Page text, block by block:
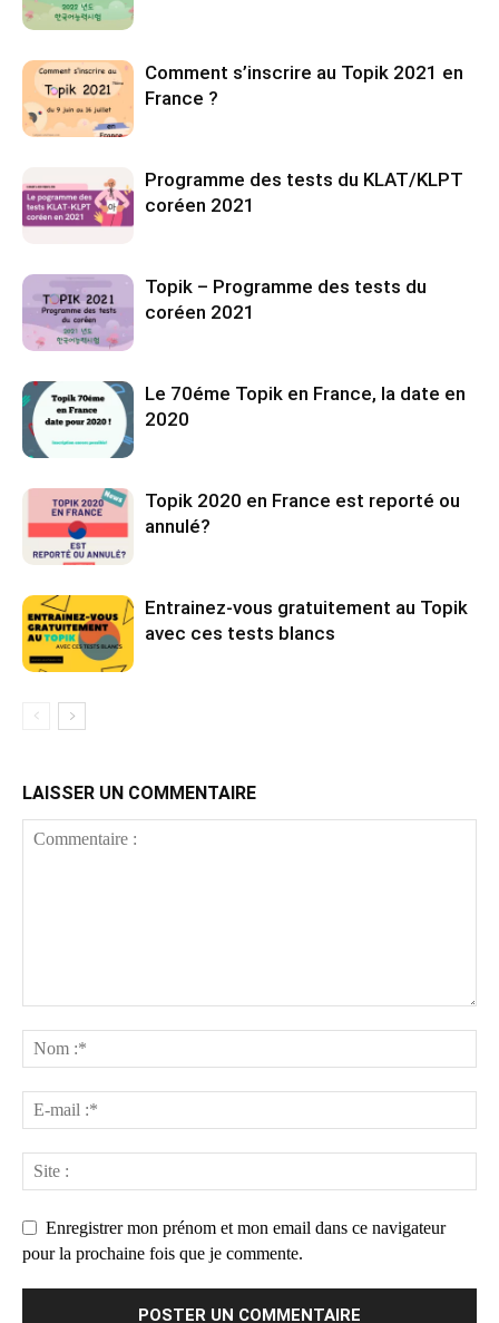
Comment s’inscrire au Topik 2021 en
France ?
Programme des tests du KLAT/KLPT
coréen 2021
Topik – Programme des tests du
coréen 2021
Le 70éme Topik en France, la date en
2020
Topik 2020 en France est reporté ou
annulé?
Entrainez-vous gratuitement au Topik
avec ces tests blancs
LAISSER UN COMMENTAIRE
Enregistrer mon prénom et mon email dans ce navigateur
pour la prochaine fois que je commente.